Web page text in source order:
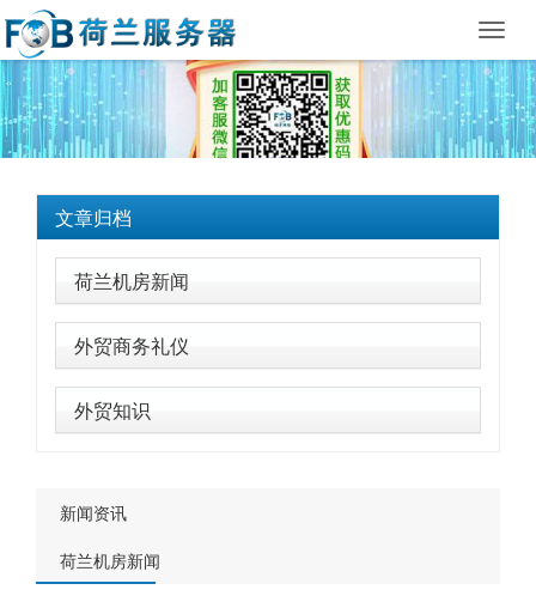
文章归档
荷兰机房新闻
外贸商务礼仪
外贸知识
新闻资讯
荷兰机房新闻